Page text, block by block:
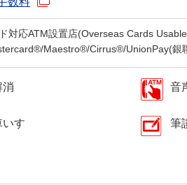
対応ATM設置店(Overseas Cards
Maestro®/Cirrus®/UnionPay(銀
消 音
いす 筆